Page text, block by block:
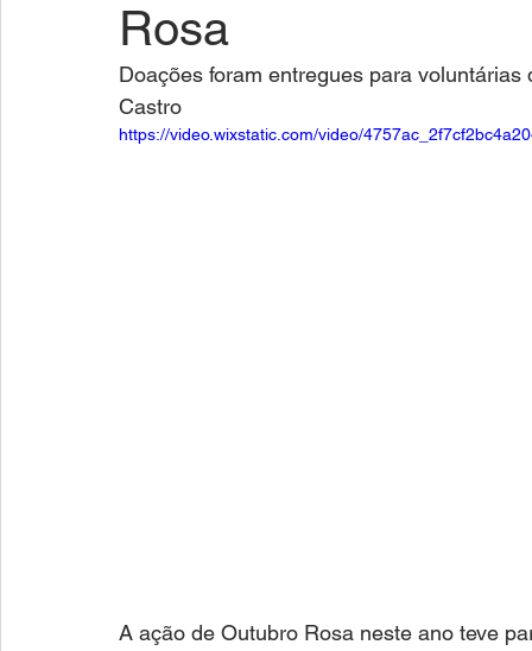
Rosa
Doações foram entregues para
Castro
https://video.wixstatic.com/video/
A ação de Outubro Rosa neste ano teve